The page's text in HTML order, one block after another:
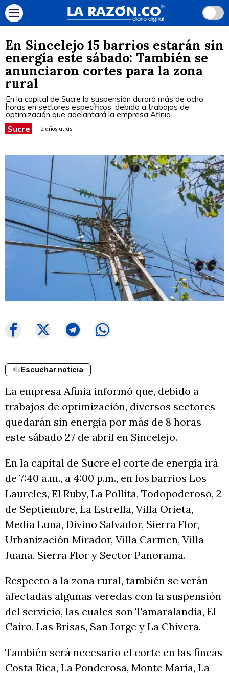
En Sincelejo 15 barrios estarán sin
energía este sábado: También se
anunciaron cortes para la zona
rural
En la capital de Sucre la suspensión durará más de ocho
horas en sectores específicos, debido a trabajos de
optimización que adelantará la empresa Afinia.
Sucre 2 años atrás
Escuchar noticia
La empresa Afinia informó que, debido a
trabajos de optimización, diversos sectores
quedarán sin energía por más de 8 horas
este sábado 27 de abril en Sincelejo.
En la capital de Sucre el corte de energía irá
de 7:40 a.m., a 4:00 p.m., en los barrios Los
Laureles, El Ruby, La Pollita, Todopoderoso, 2
de Septiembre, La Estrella, Villa Orieta,
Media Luna, Divino Salvador, Sierra Flor,
Urbanización Mirador, Villa Carmen, Villa
Juana, Sierra Flor y Sector Panorama.
Respecto a la zona rural, también se verán
afectadas algunas veredas con la suspensión
del servicio, las cuales son Tamaralandia, El
Cairo, Las Brisas, San Jorge y La Chivera.
También será necesario el corte en las fincas
Costa Rica, La Ponderosa, Monte María, La